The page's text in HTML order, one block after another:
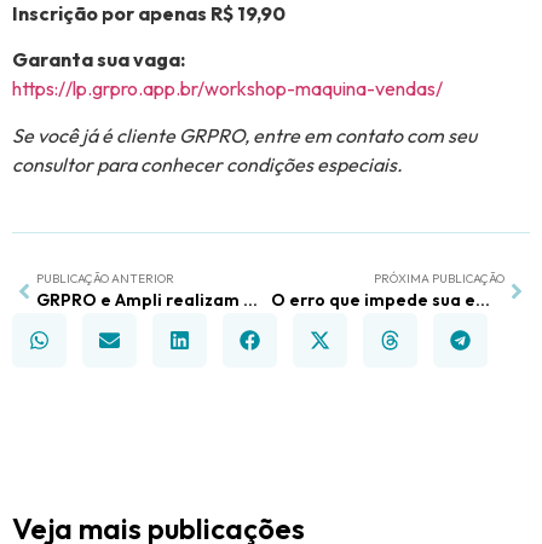
Inscrição por apenas R$ 19,90
Garanta sua vaga:
https://lp.grpro.app.br/workshop-maquina-vendas/
Se você já é cliente GRPRO, entre em contato com seu
consultor para conhecer condições especiais.
PUBLICAÇÃO ANTERIOR
GRPRO e Ampli realizam workshop “Máquina de Vendas” sobre estruturação comercial e vendas previsíveis
PRÓXIMA PUBLICAÇÃO
O erro que impede sua empresa de transformar leads em faturamento previsível
Veja mais publicações